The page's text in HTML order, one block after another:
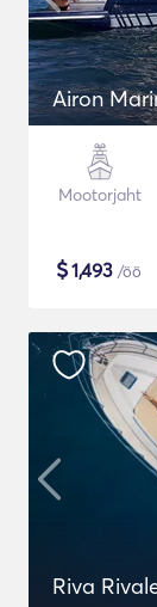
Airon
Mootorjaht
$1,493 /öö
Riva